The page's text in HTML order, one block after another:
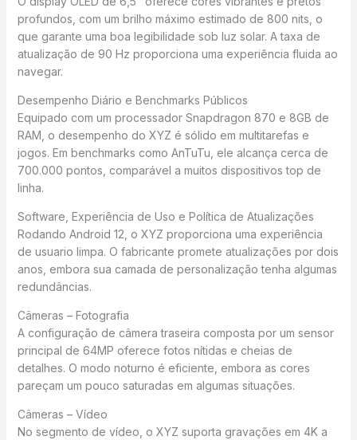
profundos, com um brilho máximo estimado de 800 nits, o
que garante uma boa legibilidade sob luz solar. A taxa de
atualização de 90 Hz proporciona uma experiência fluida ao
navegar.
Desempenho Diário e Benchmarks Públicos
Equipado com um processador Snapdragon 870 e 8GB de
RAM, o desempenho do XYZ é sólido em multitarefas e
jogos. Em benchmarks como AnTuTu, ele alcança cerca de
700.000 pontos, comparável a muitos dispositivos top de
linha.
Software, Experiência de Uso e Política de Atualizações
Rodando Android 12, o XYZ proporciona uma experiência
de usuario limpa. O fabricante promete atualizações por dois
anos, embora sua camada de personalização tenha algumas
redundâncias.
Câmeras – Fotografia
A configuração de câmera traseira composta por um sensor
principal de 64MP oferece fotos nítidas e cheias de
detalhes. O modo noturno é eficiente, embora as cores
pareçam um pouco saturadas em algumas situações.
Câmeras – Vídeo
No segmento de vídeo, o XYZ suporta gravações em 4K a